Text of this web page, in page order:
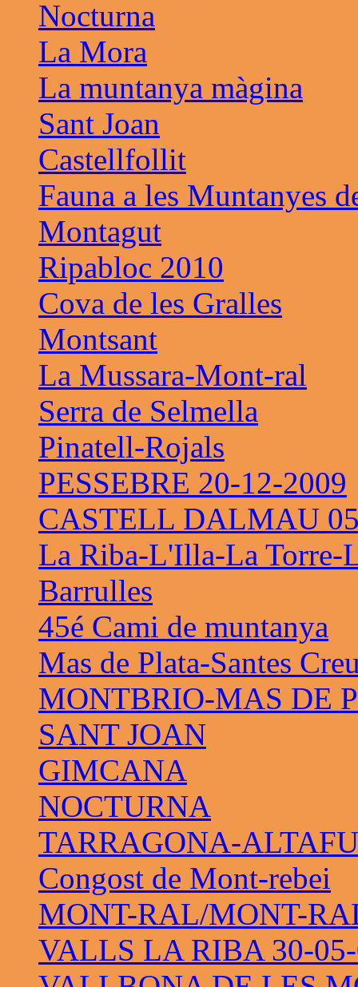
Nocturna
La Mora
La muntanya màgina
Sant Joan
Castellfollit
Fauna a les Muntanyes
Montagut
Ripabloc 2010
Cova de les Gralles
Montsant
La Mussara-Mont-ral
Serra de Selmella
Pinatell-Rojals
PESSEBRE 20-12-2009
CASTELL DALMAU
La Riba-L'Illa-La Torre-
Barrulles
45é Cami de muntanya
Mas de Plata-Santes
MONTBRIO-MAS DE
SANT JOAN
GIMCANA
NOCTURNA
TARRAGONA-
Congost de Mont-rebei
MONT-RAL/MONT-
VALLS LA RIBA 30-